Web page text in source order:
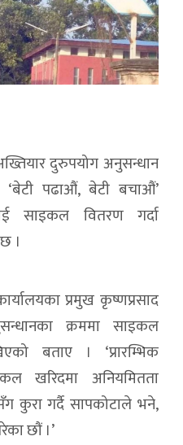
दुरुपयोग अनुसन्धान
पढाऔं, बेटी बचाऔं’
साइकल वितरण गर्दा
।
प्रमुख कृष्णप्रसाद
क्रममा साइकल
बताए । ‘प्रारम्भिक
खरिदमा अनियमितता
कुरा गर्दै सापकोटाले भने,
छौं ।’